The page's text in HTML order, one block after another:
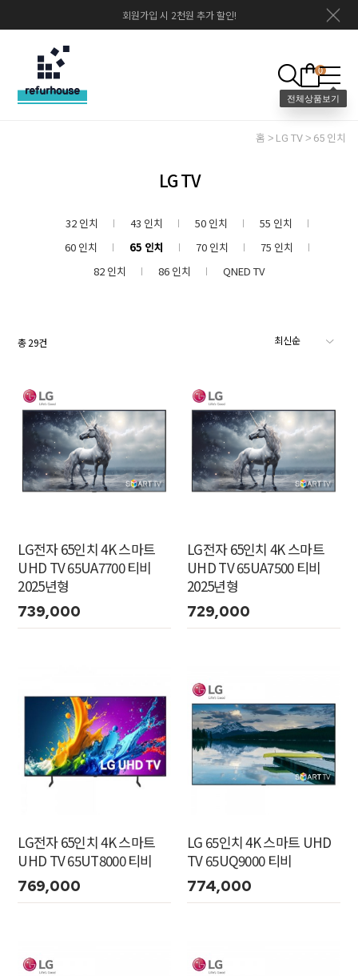
회원가입 시 2천원 추가 할인!
0
홈 LG TV 65 인치
LG TV
32 인치 43 인치 50 인치
55 인치
60 인치
65 인치 70 인치
75 인치
82 인치
86 인치 QNED TV
총29건
LG전자 65인치 4K 스마트
UHD TV 65UA7700 티비
2025년형
739,000
LG전자 65인치 4K 스마트
UHD TV 65UA7500 티비
2025년형
729,000
LG전자 65인치 4K 스마트
UHD TV 65UT8000 티비
769,000
LG 65인치 4K 스마트 UHD
TV 65UQ9000 티비
774,000